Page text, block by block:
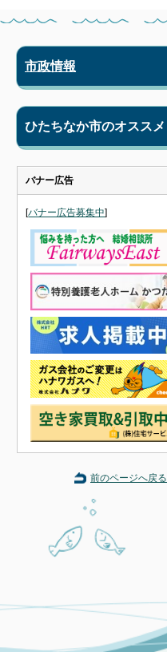
市政情報
ひたちなか市のオススメ
バナー広告
[バナー広告募集中]
前のページへ戻る